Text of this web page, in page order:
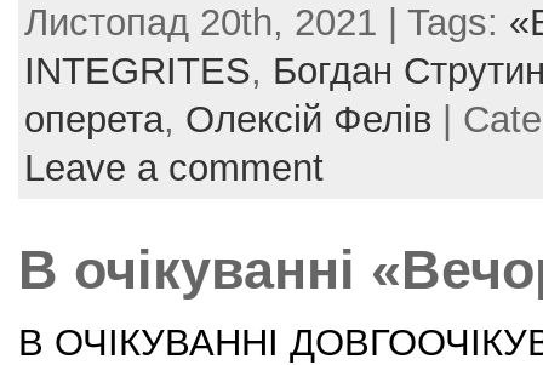
c
e
b
o
itt
er
er
e
st
ai
l
ar
e
Листопад 20th, 2021 | Tags:
INTEGRITES, Богдан
оперета, Олексій Фелів |
Leave a comment
В очікуванні
В ОЧІКУВАННІ